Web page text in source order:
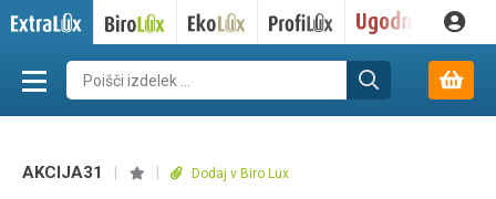
AKCIJA31 Dodaj v Biro Lux